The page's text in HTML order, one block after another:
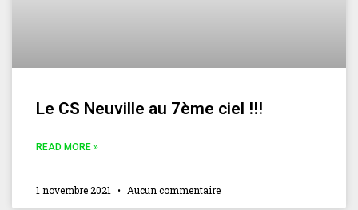
Le CS Neuville au 7ème ciel !!!
READ MORE »
1 novembre 2021 Aucun commentaire